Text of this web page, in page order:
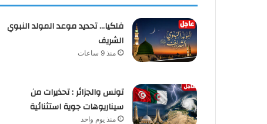
فلكيا… تحديد موعد المولد النبوي
الشريف
منذ 9 ساعات
تونس والجزائر : تحذيرات من
سيناريوهات جوية استثنائية
منذ يوم واحد